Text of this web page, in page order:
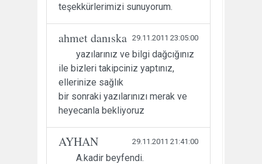
teşekkürlerimizi sunuyorum.
ahmet danıska 29.11.2011 23:05:00
yazılarınız ve bilgi dağcığınız
ile bizleri takipciniz yaptınız,
ellerinize sağlık
bir sonraki yazılarınızı merak ve
heyecanla bekliyoruz
AYHAN 29.11.2011 21:41:00
A.kadir beyfendi.